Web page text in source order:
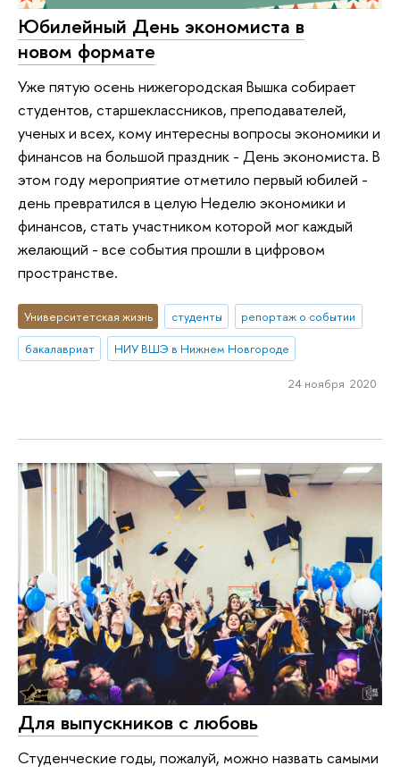
Юбилейный День экономиста в
новом формате
Уже пятую осень нижегородская Вышка собирает
студентов, старшеклассников, преподавателей,
ученых и всех, кому интересны вопросы экономики и
финансов на большой праздник - День экономиста. В
этом году мероприятие отметило первый юбилей -
день превратился в целую Неделю экономики и
финансов, стать участником которой мог каждый
желающий - все события прошли в цифровом
пространстве.
Университетская жизнь студенты
репортаж о событии
бакалавриат
НИУ ВШЭ в Нижнем Новгороде
24 ноября 2020
Для выпускников с любовь
Студенческие годы, пожалуй, можно назвать самыми